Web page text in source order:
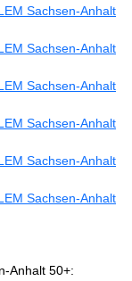
Sachsen-Anhalt
Sachsen-Anhalt
Sachsen-Anhalt
Sachsen-Anhalt
Sachsen-Anhalt
Sachsen-Anhalt
Anhalt 50+: